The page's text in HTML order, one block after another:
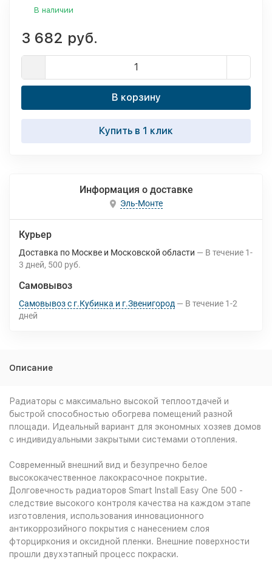
В наличии
3 682 руб.
В корзину
Купить в 1 клик
Информация о доставке
Эль-Монте
Курьер
Доставка по Москве и Московской области В течение 1-
3 дней 500 руб.
Самовывоз
Самовывоз с г.Кубинка и г.Звенигород В течение 1-2
дней
Описание
Радиаторы с максимально высокой теплоотдачей и
быстрой способностью обогрева помещений разной
площади. Идеальный вариант для экономных хозяев домов
с индивидуальными закрытыми системами отопления.
Современный внешний вид и безупречно белое
высококачественное лакокрасочное покрытие.
Долговечность радиаторов Smart Install Easy One 500 -
следствие высокого контроля качества на каждом этапе
изготовления, использования инновационного
антикоррозийного покрытия с нанесением слоя
фторциркония и оксидной пленки. Внешние поверхности
прошли двухэтапный процесс покраски.